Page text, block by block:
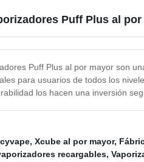
Puff Plus al
Puff Plus al por mayor son
para usuarios de todos los
los hacen una inversión
, Xcube al por mayor,
recargables,